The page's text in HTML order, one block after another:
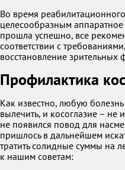
Во время
целесообразным
прошла успешно, все
соответствии с
восстановление зрительных
Профилактика
Как известно, любую
вылечить, и косоглазие – не
не появился повод для
пришлось в дальнейшем
тратить солидные суммы на
к нашим советам: